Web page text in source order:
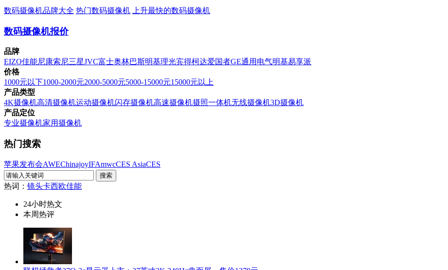
数码摄像机品牌大全 热门数码摄像机 上升最快的数码摄像机
数码摄像机报价
品牌
EIZO佳能尼康索尼三星JVC富士奥林巴斯明基理光宾得柯达爱国者GE通用电气明基易享派
价格
1000元以下1000-2000元2000-5000元5000-15000元15000元以上
产品类型
4K摄像机高清摄像机运动摄像机闪存摄像机高速摄像机摄照一体机无线摄像机3D摄像机
产品定位
专业摄像机家用摄像机
热门搜索
苹果发布会AWEChinajoyIFAmwcCES AsiaCES
热词： 镜头卡西欧佳能
24小时热文
本周热评